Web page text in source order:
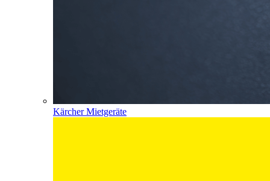
Kärcher Mietgeräte